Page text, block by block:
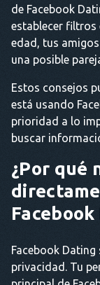
de Facebook
establecer filtros
edad, tus
una posible
Estos consejos
está usando
prioridad a lo
buscar
¿Por qué
Facebook
privacidad. Tu